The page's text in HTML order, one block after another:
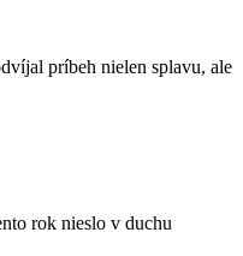
príbeh nielen splavu, ale
rok nieslo v duchu